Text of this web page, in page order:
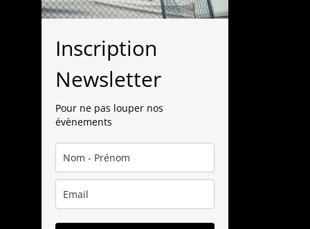
Inscription
Newsletter
Pour ne pas louper nos
évènements